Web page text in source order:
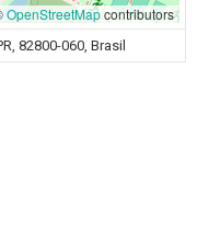
OpenStreetMapcontributors
82800-060, Brasil